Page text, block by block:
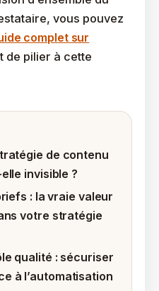
vous pouvez
complet sur
de pilier à cette
de contenu
invisible ?
: la vraie valeur
votre stratégie
qualité : sécuriser
à l’automatisation